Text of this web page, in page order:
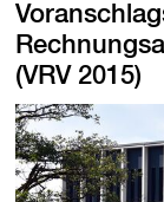
(VRV 2015)